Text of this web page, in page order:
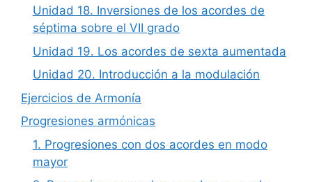
Unidad 18. Inversiones de los acordes de
séptima sobre el VII grado
Unidad 19. Los acordes de sexta aumentada
Unidad 20. Introducción a la modulación
Ejercicios de Armonía
Progresiones armónicas
1. Progresiones con dos acordes en modo
mayor